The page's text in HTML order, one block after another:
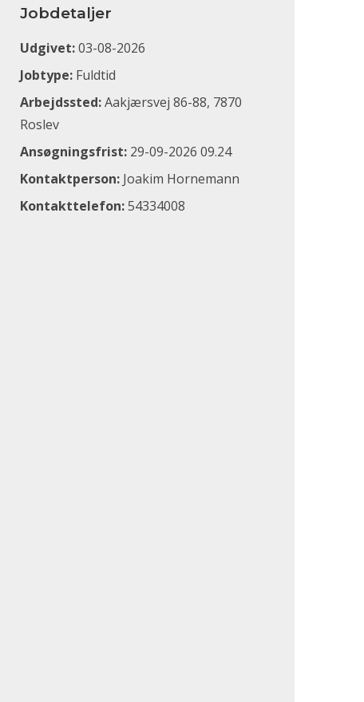
Jobdetaljer
Udgivet:03-08-2026
Jobtype: Fuldtid
Arbejdssted:Aakjærsvej 86-88, 7870
Roslev
Ansøgningsfrist: 29-09-2026 09.24
Kontaktperson: Joakim Hornemann
Kontakttelefon:54334008